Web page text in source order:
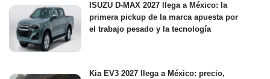
ISUZU D-MAX 2027 llega a México: la
primera pickup de la marca apuesta por
el trabajo pesado y la tecnología
Kia EV3 2027 llega a México: precio,